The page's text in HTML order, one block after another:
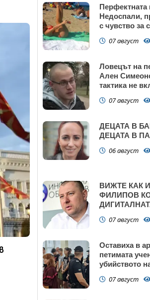
Перфектната
Недоспали,
с чувство за
07 август
Ловецът на
Ален
тактика не
07 август
ДЕЦАТА В
ДЕЦАТА В
06 август
ВИЖТЕ КАК
ФИЛИПОВ
07 август
Оставиха в
петимата
убийството
час, гаврили
07 август